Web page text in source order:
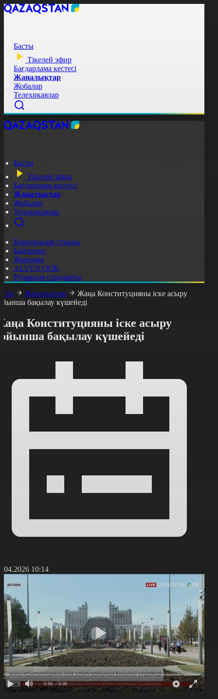
Басты
Тікелей эфир
Бағдарлама кестесі
Жаңалықтар
Жобалар
Телехикаялар
Басты
Тікелей эфир
Бағдарлама кестесі
Жаңалықтар
Жобалар
Телехикаялар
Корпорация туралы
Байланыс
Жарнама
ALTYN QOR
Редакция стандарты
Жаңалықтар
Жаңа Конституцияны іске асыру
бақылау күшейеді
Конституцияны іске асыру
бақылау күшейеді
10:14
0:00 / 0:00